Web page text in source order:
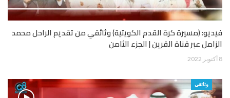
فيديو: (مسيرة كرة القدم الكويتية) وثائقي من تقديم الراحل محمد
الزامل عبر قناة القرين | الجزء الثامن
8 أكتوبر 2022
وثائقي